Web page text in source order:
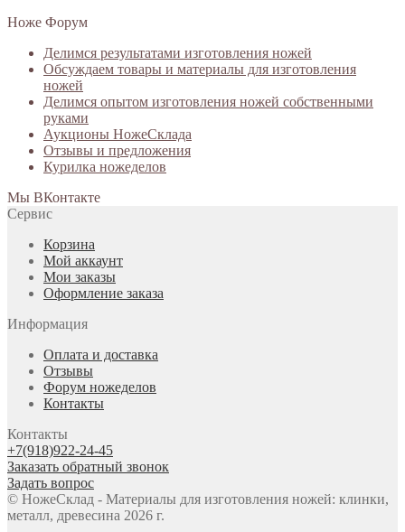
Ноже Форум
Делимся результатами изготовления ножей
Обсуждаем товары и материалы для изготовления
ножей
Делимся опытом изготовления ножей собственными
руками
Аукционы НожеСклада
Отзывы и предложения
Курилка ножеделов
Мы ВКонтакте
Сервис
Корзина
Мой аккаунт
Мои заказы
Оформление заказа
Информация
Оплата и доставка
Отзывы
Форум ножеделов
Контакты
Контакты
+7(918)922-24-45
Заказать обратный звонок
Задать вопрос
© НожеСклад - Материалы для изготовления ножей: клинки,
металл, древесина 2026 г.